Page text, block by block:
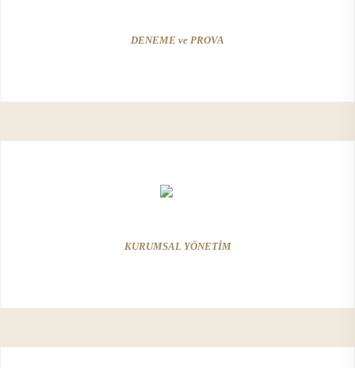
DENEME ve PROVA
KURUMSAL YÖNETİM